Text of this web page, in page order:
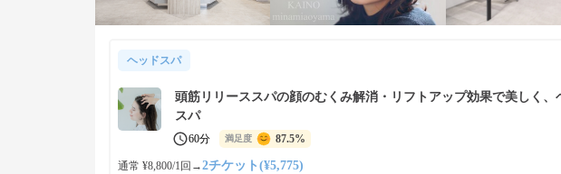
ヘッドスパ
頭筋リリーススパの顔のむくみ解消・リフトアップ効果で美しく、
スパ
60分 満足度 87.5%
通常 ¥8,800/1回 →2チケット(¥5,775)